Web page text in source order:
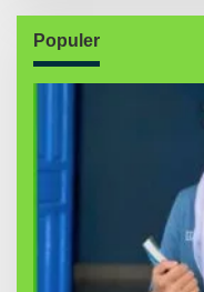
Populer